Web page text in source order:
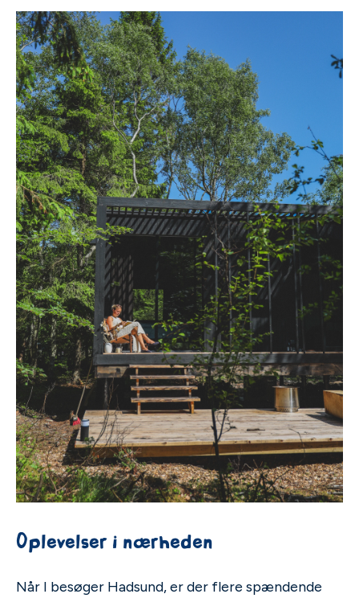
Oplevelser i nærheden
Når I besøger Hadsund, er der flere spændende